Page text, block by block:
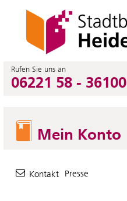
Rufen Sie uns an
06221 58 - 36100
Mein Konto
Kontakt Presse